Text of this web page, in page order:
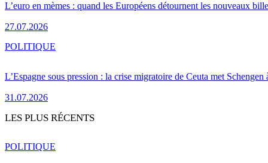
L’euro en mèmes : quand les Européens détournent les nouveaux
27.07.2026
L’Espagne sous pression : la crise migratoire de Ceuta met Schengen
31.07.2026
POLITIQUE
LES PLUS RÉCENTS
POLITIQUE